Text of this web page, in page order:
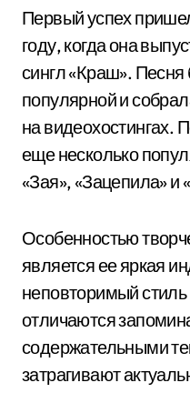
Первый успех
году, когда она
сингл «Краш». Песня
популярной и
на видеохостингах.
еще несколько
«Зая», «Зацепила» и
Особенностью
является ее яркая
неповторимый
отличаются
содержательными
затрагивают